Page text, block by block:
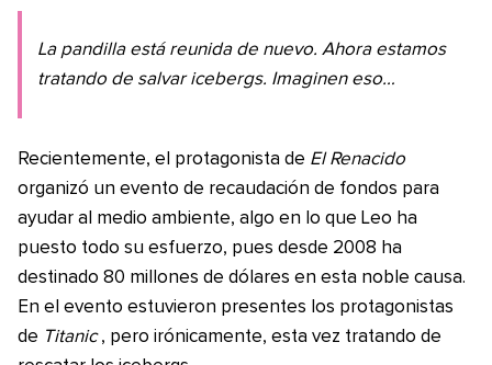
La pandilla está reunida de nuevo. Ahora estamos
tratando de salvar icebergs. Imaginen eso…
Recientemente, el protagonista de El Renacido
organizó un evento de recaudación de fondos para
ayudar al medio ambiente, algo en lo que Leo ha
puesto todo su esfuerzo, pues desde 2008 ha
destinado 80 millones de dólares en esta noble causa.
En el evento estuvieron presentes los protagonistas
de Titanic , pero irónicamente, esta vez tratando de